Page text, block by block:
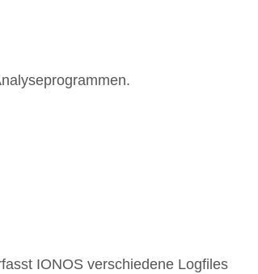
IONOS verschiedene Logfiles